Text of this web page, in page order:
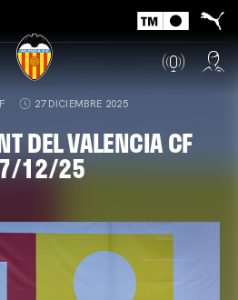
27 DICIEMBRE 2025
DEL VALENCIA CF
12/25